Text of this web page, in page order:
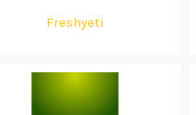
Freshyeti